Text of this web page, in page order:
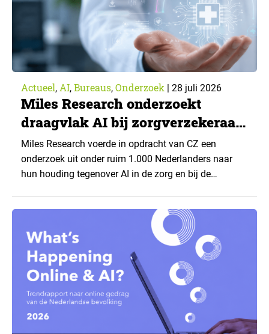
Actueel, AI, Bureaus, Onderzoek | 28 juli 2026
Miles Research onderzoekt
draagvlak AI bij zorgverzekeraar
CZ
Miles Research voerde in opdracht van CZ een
onderzoek uit onder ruim 1.000 Nederlanders naar
hun houding tegenover AI in de zorg en bij de
toepassingen, en waar trekken zij een grens? Dit
artikel is aangeleverd door kennispartner Miles
Research. ▼ De uitkomsten zijn…